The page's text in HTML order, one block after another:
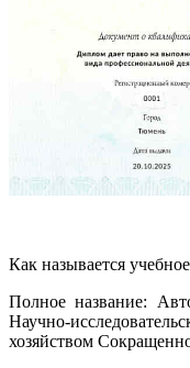
Как называется
Полное название:
Научно-
хозяйством